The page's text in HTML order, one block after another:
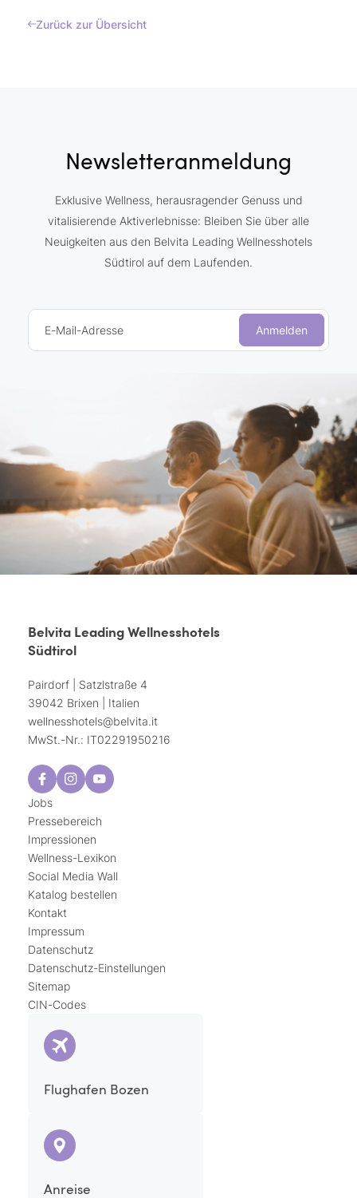
Zurück zur Übersicht
Newsletteranmeldung
Exklusive Wellness, herausragender Genuss und
vitalisierende Aktiverlebnisse: Bleiben Sie über alle
Neuigkeiten aus den Belvita Leading Wellnesshotels
Südtirol auf dem Laufenden.
E-Mail-Adresse Anmelden
Belvita Leading Wellnesshotels
Südtirol
Pairdorf | Satzlstraße 4
39042 Brixen | Italien
wellnesshotels@belvita.it
MwSt.-Nr.: IT02291950216
Jobs
Pressebereich
Impressionen
Wellness-Lexikon
Social Media Wall
Katalog bestellen
Kontakt
Impressum
Datenschutz
Datenschutz-Einstellungen
Sitemap
CIN-Codes
Flughafen Bozen
Anreise